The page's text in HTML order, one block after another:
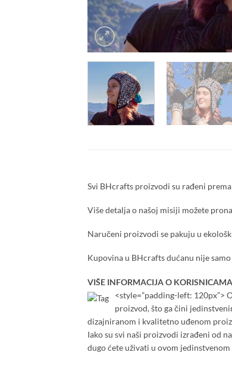
Svi BHcrafts proizvodi su rađeni
Više detalja o našoj misiji možete
Naručeni proizvodi se pakuju u
Kupovina u BHcrafts dućanu nije
VIŠE INFORMACIJA O
<style=”padding-left: 120px”>
proizvod, što ga čini
dizajniranom i kvalitetno uđenom
Iako su svi naši proizvodi izrađeni od
dugo ćete uživati u ovom jedinstvenom